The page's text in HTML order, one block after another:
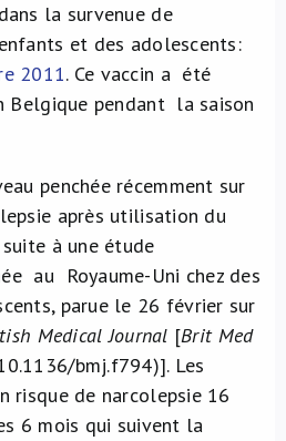
la survenue de
et des adolescents:
2011. Ce vaccin a été
Belgique pendant la saison
penchée récemment sur
après utilisation du
à une étude
au Royaume-Uni chez des
parue le 26 février sur
Medical Journal [Brit Med
bmj.f794)]. Les
de narcolepsie 16
6 mois qui suivent la